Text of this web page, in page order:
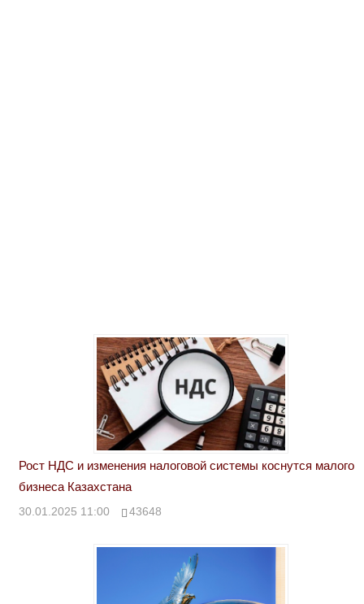
Рост НДС и изменения налоговой системы коснутся малого
бизнеса Казахстана
30.01.2025 11:00 43648